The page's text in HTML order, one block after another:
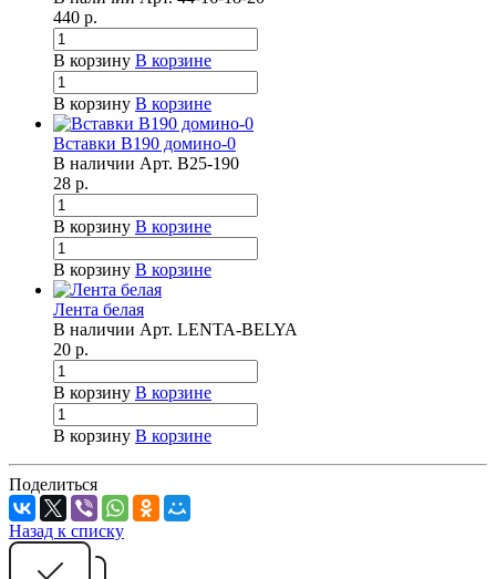
440 р.
В корзину В корзине
В корзину В корзине
Вставки B190 домино-0
В наличии Арт. B25-190
28 р.
В корзину В корзине
В корзину В корзине
Лента белая
В наличии Арт. LENTA-BELYA
20 р.
В корзину В корзине
В корзину В корзине
Поделиться
Назад к списку